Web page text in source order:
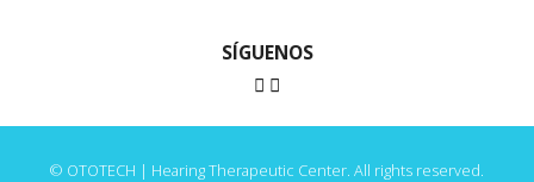
SÍGUENOS
© OTOTECH | Hearing Therapeutic Center. All rights reserved.